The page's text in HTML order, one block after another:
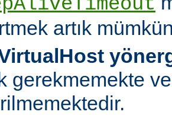
artık
gerekmemekte ve